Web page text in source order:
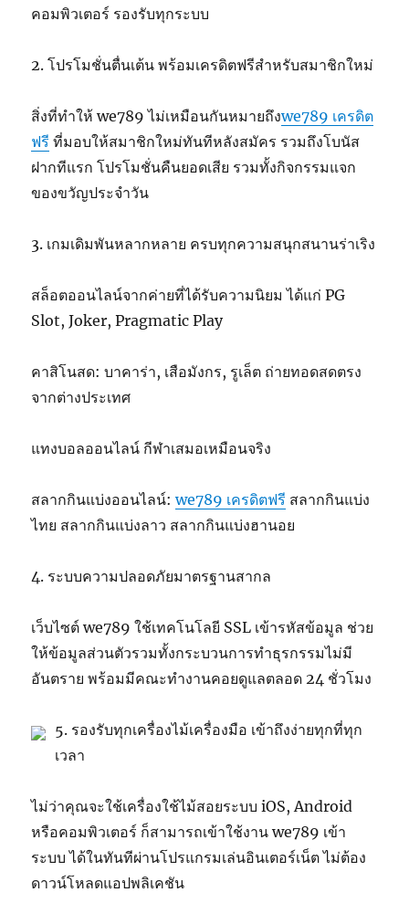
คอมพิวเตอร์ รองรับทุกระบบ
2. โปรโมชั่นตื่นเต้น พร้อมเครดิตฟรีสำหรับสมาชิกใหม่
สิ่งที่ทำให้ we789 ไม่เหมือนกันหมายถึงwe789 เครดิต
ฟรี ที่มอบให้สมาชิกใหม่ทันทีหลังสมัคร รวมถึงโบนัส
ฝากทีแรก โปรโมชั่นคืนยอดเสีย รวมทั้งกิจกรรมแจก
ของขวัญประจำวัน
3. เกมเดิมพันหลากหลาย ครบทุกความสนุกสนานร่าเริง
สล็อตออนไลน์จากค่ายที่ได้รับความนิยม ได้แก่ PG
Slot, Joker, Pragmatic Play
คาสิโนสด: บาคาร่า, เสือมังกร, รูเล็ต ถ่ายทอดสดตรง
จากต่างประเทศ
แทงบอลออนไลน์ กีฬาเสมอเหมือนจริง
สลากกินแบ่งออนไลน์:we789 เครดิตฟรี สลากกินแบ่ง
ไทย สลากกินแบ่งลาว สลากกินแบ่งฮานอย
4. ระบบความปลอดภัยมาตรฐานสากล
เว็บไซต์ we789 ใช้เทคโนโลยี SSL เข้ารหัสข้อมูล ช่วย
ให้ข้อมูลส่วนตัวรวมทั้งกระบวนการทำธุรกรรมไม่มี
อันตราย พร้อมมีคณะทำงานคอยดูแลตลอด 24 ชั่วโมง
5. รองรับทุกเครื่องไม้เครื่องมือ เข้าถึงง่ายทุกที่ทุก
เวลา
ไม่ว่าคุณจะใช้เครื่องใช้ไม้สอยระบบ iOS, Android
หรือคอมพิวเตอร์ ก็สามารถเข้าใช้งาน we789 เข้า
ระบบ ได้ในทันทีผ่านโปรแกรมเล่นอินเตอร์เน็ต ไม่ต้อง
ดาวน์โหลดแอปพลิเคชัน